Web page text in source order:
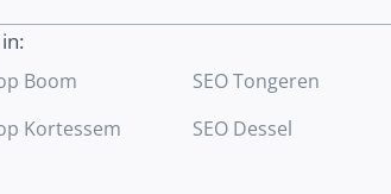
Boom SEO Tongeren
Kortessem SEO Dessel